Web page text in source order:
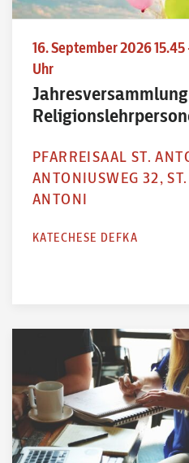
16. September 2026 15.45
Uhr
PFARREISAAL ST.
ANTONIUSWEG 32, ST.
ANTONI
KATECHESE DEFKA